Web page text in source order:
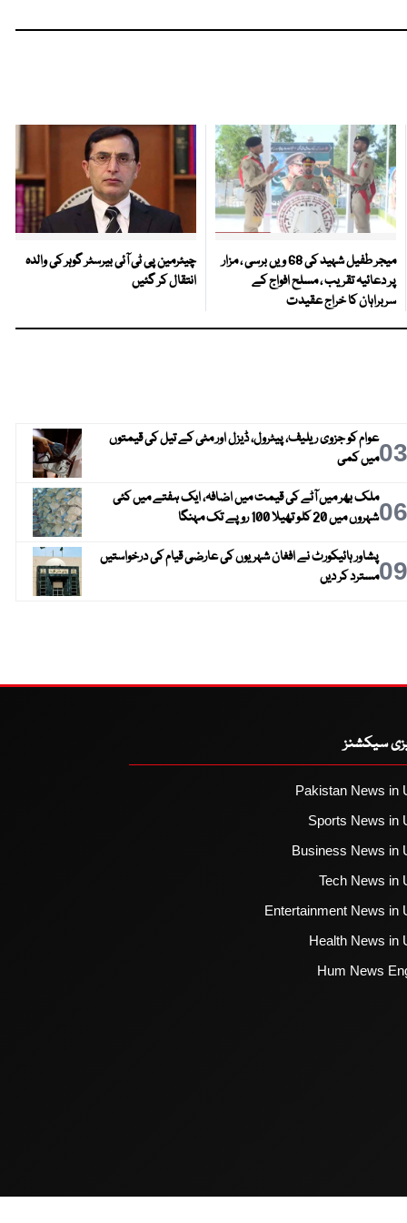
میجر طفیل شہید کی 68 ویں برسی ، مزار
پر دعائیہ تقریب ، مسلح افواج کے
سربراہان کا خراج عقیدت
چیئرمین پی ٹی آئی بیرسٹر گوہر کی والدہ
انتقال کر گئیں
03عوام کو جزوی ریلیف، پیٹرول، ڈیزل اور مٹی کے تیل کی قیمتوں
میں کمی
06ملک بھر میں آٹے کی قیمت میں اضافہ، ایک ہفتے میں کئی
شہروں میں 20 کلو تھیلا 100 روپے تک مہنگا
09پشاور ہائیکورٹ نے افغان شہریوں کی عارضی قیام کی درخواستیں
مسترد کر دیں
سیکشنز
Pakistan News in
Sports News in
Business News in
Tech News in
Entertainment News in
Health News in
Hum News